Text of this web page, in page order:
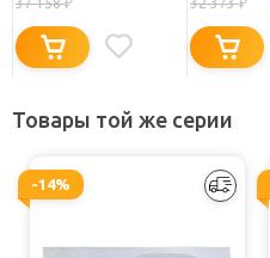
Товары той же серии
-14%